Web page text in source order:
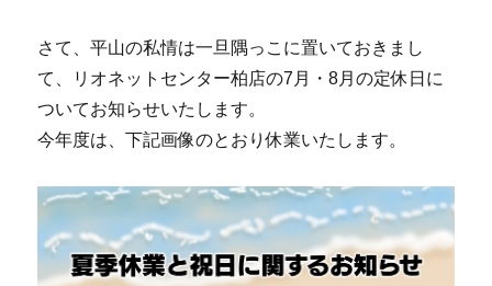
さて、平山の私情は一旦隅っこに置いておきまし
て、リオネットセンター柏店の7月・8月の定休日に
ついてお知らせいたします。
今年度は、下記画像のとおり休業いたします。